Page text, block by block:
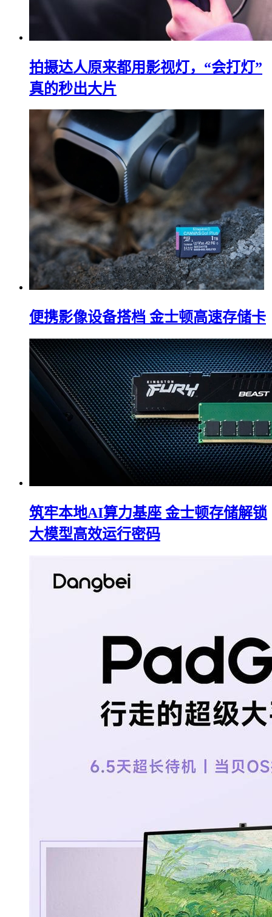
拍摄达人原来都用影视灯，“会打灯”
真的秒出大片
便携影像设备搭档 金士顿高速存储卡
筑牢本地AI算力基座 金士顿存储解锁
大模型高效运行密码